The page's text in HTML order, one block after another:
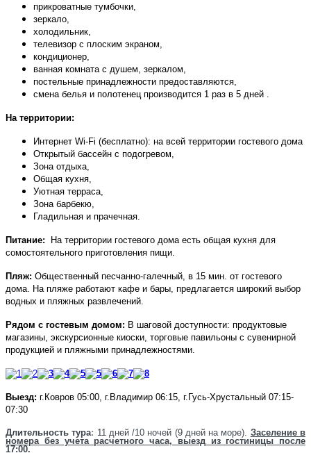
прикроватные тумбочки,
зеркало,
холодильник,
телевизор с плоским экраном,
кондиционер,
ванная комната с душем, зеркалом,
постельные принадлежности предоставляются,
смена белья и полотенец производится 1 раз в 5 дней .
На территории:
Интернет Wi-Fi (бесплатно): на всей территории гостевого дома
Открытый бассейн с подогревом,
Зона отдыха,
Общая кухня,
Уютная терраса
Зона барбекю,
Гладильная и прачечная.
Питание: На территории гостевого дома есть общая кухня для
сомостоятельного приготовления пищи.
Пляж: Общественный песчанно-галечный, в 15 мин. от гостевого
дома. На пляже работают кафе и бары, предлагается широкий выбор
водных и пляжных развлечений.
Рядом с гостевым домом: В шаговой доступности: продуктовые
магазины, экскурсионные киоски, торговые павильоны с сувенирной
продукцией и пляжными принадлежностями.
Выезд: г.Ковров 05:00, г.Владимир 06:15, г.Гусь-Хрустальный 07:15-
07:30
Длительность тура: 11 дней /10 ночей (9 дней на море). Заселение в
номера без учета расчетного часа, выезд из гостиницы после
17:00.